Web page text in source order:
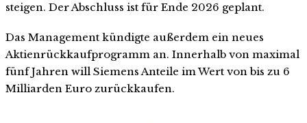
steigen. Der Abschluss ist für Ende 2026 geplant.
Das Management kündigte außerdem ein neues
Aktienrückkaufprogramm an. Innerhalb von maximal
fünf Jahren will Siemens Anteile im Wert von bis zu 6
Milliarden Euro zurückkaufen.